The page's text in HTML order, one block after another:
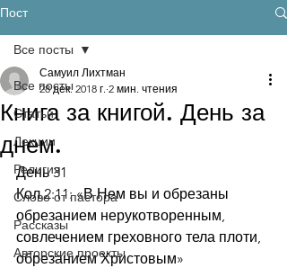
Пост
Все посты
Статьи
Лекции
Религия
Слово от пастора
Рассказы
Авторские проекты
Все посты
Книга за книгой. День за
днем.
Самуил Лихтман
28 дек. 2018 г. 2 мин. чтения
День 31
Кол.2:11: «В Нем вы и обрезаны
обрезанием нерукотворенным,
совлечением греховного тела плоти,
обрезанием Христовым»